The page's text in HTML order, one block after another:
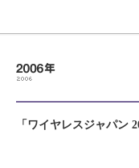
「ワイヤレスジャパン